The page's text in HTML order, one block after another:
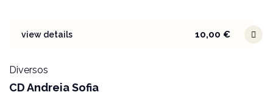
view details 10,00 €
Diversos
CD Andreia Sofia